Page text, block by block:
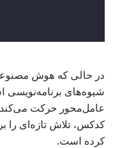
در حالی که هوش
شیوه‌های
کدکس، تلاش تازه‌ای را
کرده است.